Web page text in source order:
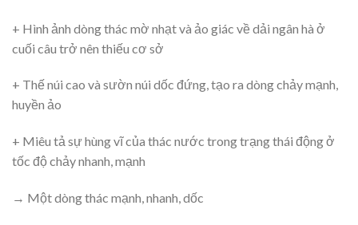
+ Hình ảnh dòng thác mờ nhạt và ảo giác về dải ngân hà ở
cuối câu trở nên thiếu cơ sở
+ Thế núi cao và sườn núi dốc đứng, tạo ra dòng chảy mạnh,
huyền ảo
+ Miêu tả sự hùng vĩ của thác nước trong trạng thái động ở
tốc độ chảy nhanh, mạnh
→ Một dòng thác mạnh, nhanh, dốc